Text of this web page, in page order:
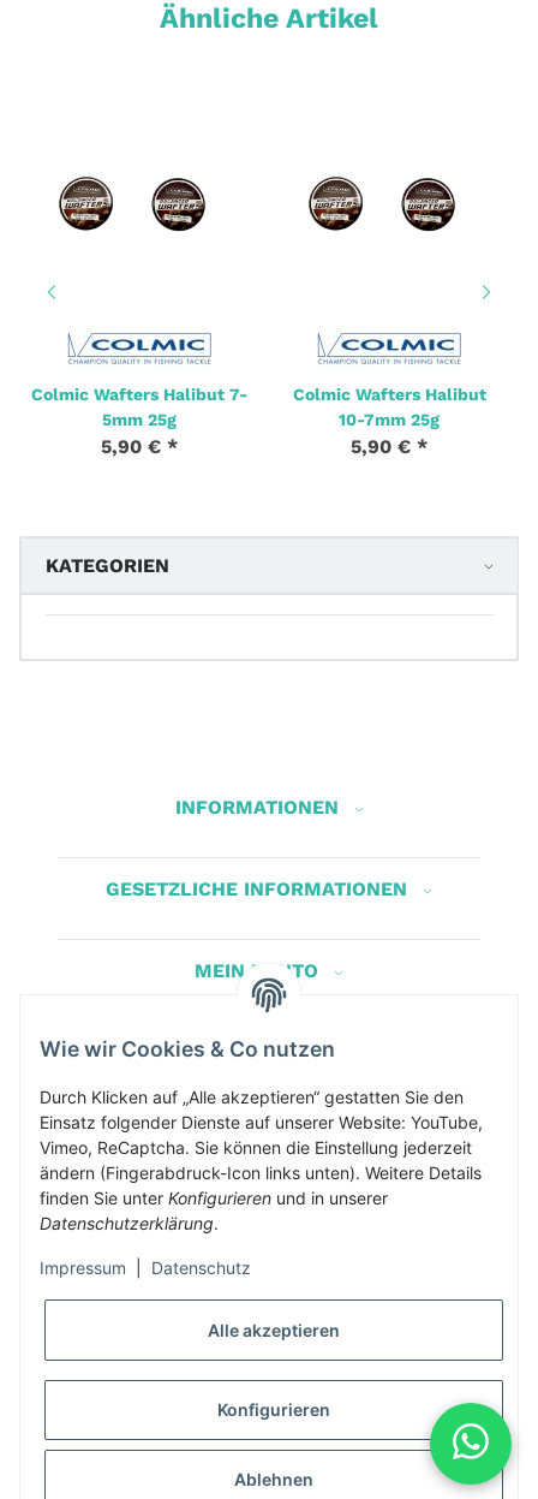
Ähnliche Artikel
Colmic Wafters Halibut 7-
5mm 25g
5,90 € *
Colmic Wafters Halibut
10-7mm 25g
5,90 € *
KATEGORIEN
INFORMATIONEN
GESETZLICHE INFORMATIONEN
MEIN KONTO
Herbis Anglerladen
Inh.Herbert Schinnerl
Kirchdorf am Inn 5
4982 Kirchdorf am Inn
info@herbis-anglerladen.at
Alle Preise inklusive gesetzlicher Mwst., exklusive Versand- &
Servicekosten
Wie wir Cookies & Co nutzen
Durch Klicken auf „Alle akzeptieren“ gestatten Sie den
Einsatz folgender Dienste auf unserer Website: YouTube,
Vimeo, ReCaptcha. Sie können die Einstellung jederzeit
ändern (Fingerabdruck-Icon links unten). Weitere Details
finden Sie unter Konfigurieren und in unserer
Datenschutzerklärung.
Impressum Datenschutz
Alle akzeptieren
Konfigurieren
Ablehnen